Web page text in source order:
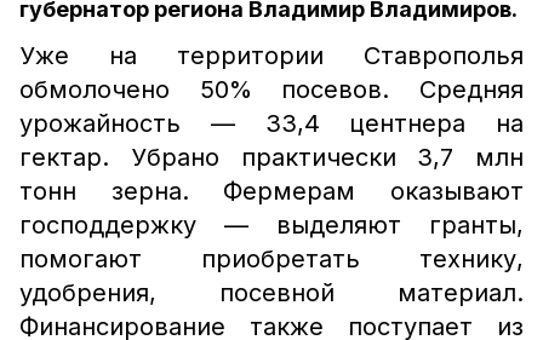
губернатор региона Владимир Владимиров.
Уже на территории Ставрополья
обмолочено 50% посевов. Средняя
урожайность — 33,4 центнера на
гектар. Убрано практически 3,7 млн
тонн зерна. Фермерам оказывают
господдержку — выделяют гранты,
помогают приобретать технику,
удобрения, посевной материал.
Финансирование также поступает из